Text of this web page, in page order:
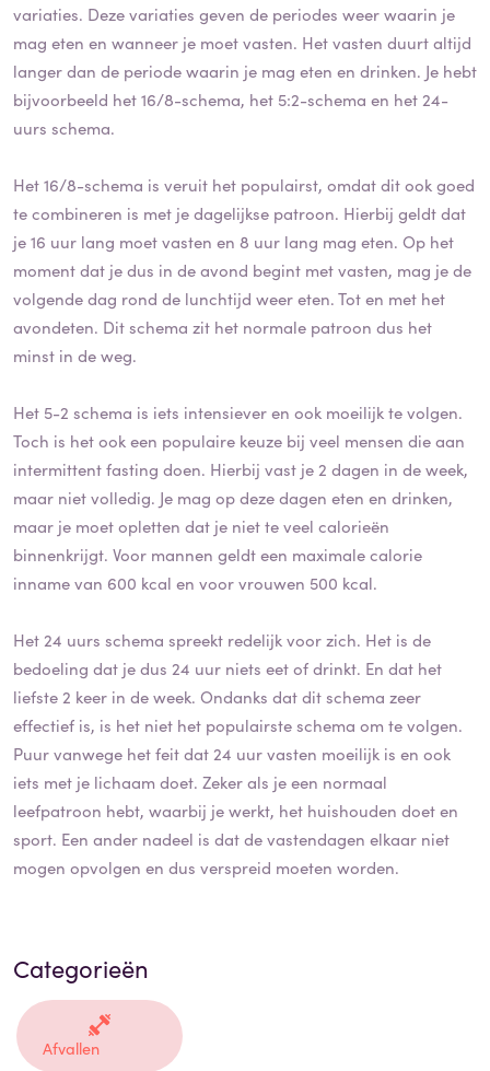
variaties. Deze variaties geven de periodes weer waarin je
mag eten en wanneer je moet vasten. Het vasten duurt altijd
langer dan de periode waarin je mag eten en drinken. Je hebt
bijvoorbeeld het 16/8-schema, het 5:2-schema en het 24-
uurs schema.
Het 16/8-schema is veruit het populairst, omdat dit ook goed
te combineren is met je dagelijkse patroon. Hierbij geldt dat
je 16 uur lang moet vasten en 8 uur lang mag eten. Op het
moment dat je dus in de avond begint met vasten, mag je de
volgende dag rond de lunchtijd weer eten. Tot en met het
avondeten. Dit schema zit het normale patroon dus het
minst in de weg.
Het 5-2 schema is iets intensiever en ook moeilijk te volgen.
Toch is het ook een populaire keuze bij veel mensen die aan
intermittent fasting doen. Hierbij vast je 2 dagen in de week,
maar niet volledig. Je mag op deze dagen eten en drinken,
maar je moet opletten dat je niet te veel calorieën
binnenkrijgt. Voor mannen geldt een maximale calorie
inname van 600 kcal en voor vrouwen 500 kcal.
Het 24 uurs schema spreekt redelijk voor zich. Het is de
bedoeling dat je dus 24 uur niets eet of drinkt. En dat het
liefste 2 keer in de week. Ondanks dat dit schema zeer
effectief is, is het niet het populairste schema om te volgen.
Puur vanwege het feit dat 24 uur vasten moeilijk is en ook
iets met je lichaam doet. Zeker als je een normaal
leefpatroon hebt, waarbij je werkt, het huishouden doet en
sport. Een ander nadeel is dat de vastendagen elkaar niet
mogen opvolgen en dus verspreid moeten worden.
Categorieën
Afvallen